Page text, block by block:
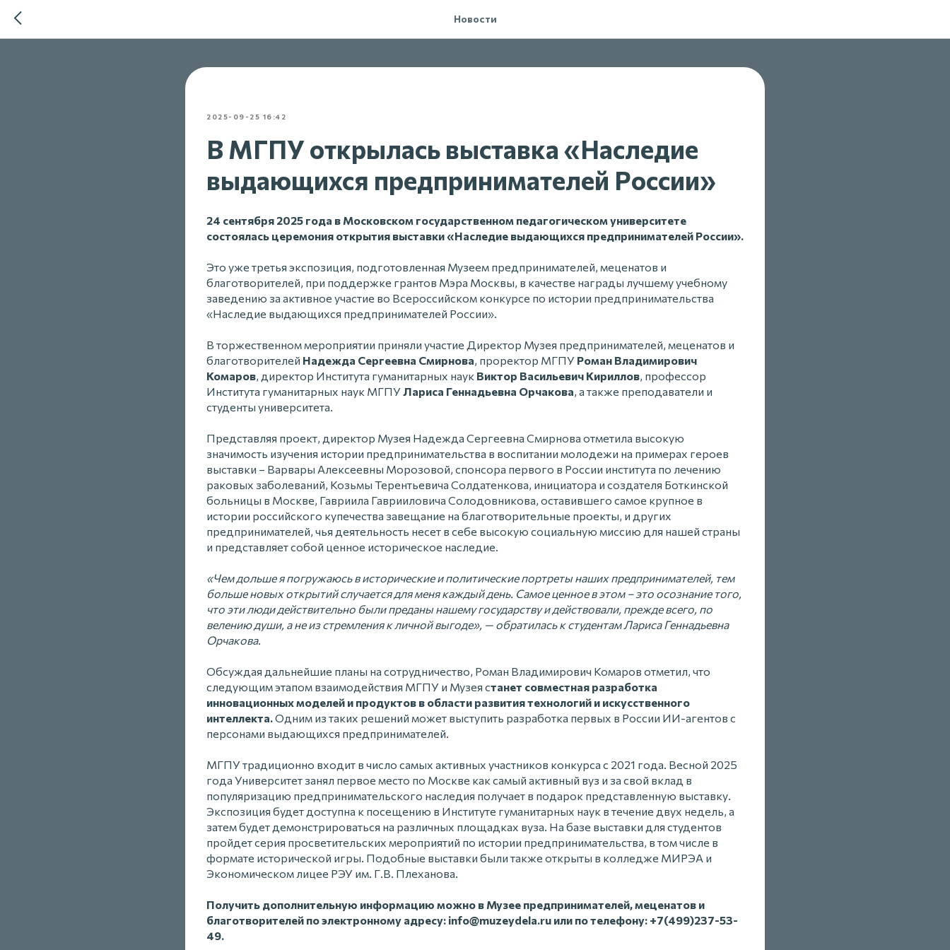
Новости
2025-09-25 16:42
В МГПУ открылась выставка «Наследие
выдающихся предпринимателей России»
24 сентября 2025 года в Московском государственном педагогическом университете
состоялась церемония открытия выставки «Наследие выдающихся предпринимателей России».
Это уже третья экспозиция, подготовленная Музеем предпринимателей, меценатов и
благотворителей, при поддержке грантов Мэра Москвы, в качестве награды лучшему учебному
заведению за активное участие во Всероссийском конкурсе по истории предпринимательства
«Наследие выдающихся предпринимателей России».
В торжественном мероприятии приняли участие Директор Музея предпринимателей, меценатов и
благотворителей Надежда Сергеевна Смирнова, проректор МГПУ Роман Владимирович
Комаров, директор Института гуманитарных наук Виктор Васильевич Кириллов, профессор
Института гуманитарных наук МГПУЛариса Геннадьевна Орчакова, а также преподаватели и
студенты университета.
Представляя проект, директор Музея Надежда Сергеевна Смирнова отметила высокую
значимость изучения истории предпринимательства в воспитании молодежи на примерах героев
выставки – Варвары Алексеевны Морозовой, спонсора первого в России института по лечению
раковых заболеваний, Козьмы Терентьевича Солдатенкова, инициатора и создателя Боткинской
больницы в Москве, Гавриила Гаврииловича Солодовникова, оставившего самое крупное в
истории российского купечества завещание на благотворительные проекты, и других
предпринимателей, чья деятельность несет в себе высокую социальную миссию для нашей страны
и представляет собой ценное историческое наследие.
«Чем дольше я погружаюсь в исторические и политические портреты наших предпринимателей, тем
больше новых открытий случается для меня каждый день. Самое ценное в этом – это осознание того,
что эти люди действительно были преданы нашему государству и действовали, прежде всего, по
велению души, а не из стремления к личной выгоде», — обратилась к студентам Лариса Геннадьевна
Орчакова.
Обсуждая дальнейшие планы на сотрудничество, Роман Владимирович Комаров отметил, что
следующим этапом взаимодействия МГПУ и Музея станет совместная разработка
инновационных моделей и продуктов в области развития технологий и искусственного
интеллекта.Одним из таких решений может выступить разработка первых в России ИИ-агентов с
персонами выдающихся предпринимателей.
МГПУ традиционно входит в число самых активных участников конкурса с 2021 года. Весной 2025
года Университет занял первое место по Москве как самый активный вуз и за свой вклад в
популяризацию предпринимательского наследия получает в подарок представленную выставку.
Экспозиция будет доступна к посещению в Институте гуманитарных наук в течение двух недель, а
затем будет демонстрироваться на различных площадках вуза. На базе выставки для студентов
пройдет серия просветительских мероприятий по истории предпринимательства, в том числе в
формате исторической игры. Подобные выставки были также открыты в колледже МИРЭА и
Экономическом лицее РЭУ им. Г.В. Плеханова.
Получить дополнительную информацию можно в Музее предпринимателей, меценатов и
благотворителей по электронному адресу: info@muzeydela.ru или по телефону: +7(499)237-53-
49.